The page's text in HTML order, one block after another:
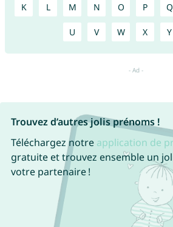
K L M N O P Q
U V W X Y
Trouvez d’autres jolis prénoms !
Téléchargez notre application de
gratuite et trouvez ensemble un
votre partenaire !